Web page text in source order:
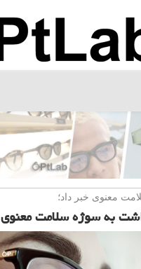
معنوی خبر داد؛
به سوژه سلامت معنوی